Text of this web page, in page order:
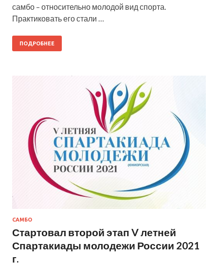
самбо – относительно молодой вид спорта.
Практиковать его стали …
ПОДРОБНЕЕ
САМБО
Стартовал второй этап V летней
Спартакиады молодежи России 2021
г.